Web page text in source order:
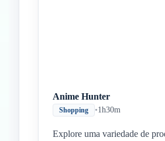
Anime Hunter
Shopping •1h30m
Explore uma variedade de